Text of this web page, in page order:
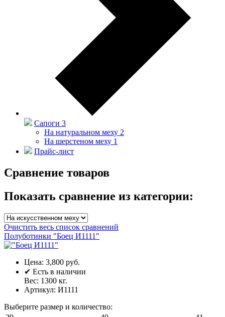
Сапоги 3
На натуральном меху 2
На шерстеном меху 1
Прайс-лист
Сравнение товаров
Показать сравнение из категории:
Очистить весь список сравнений
Полуботинки "Боец И1111"
Цена: 3,800 руб.
✔ Есть в наличии
Вес: 1300 кг.
Артикул: И1111
Выберите размер и количество: